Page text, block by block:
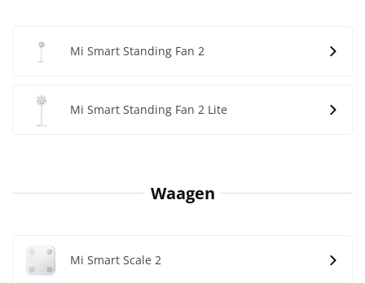
Mi Smart Standing Fan 2
Mi Smart Standing Fan 2 Lite
Waagen
Mi Smart Scale 2